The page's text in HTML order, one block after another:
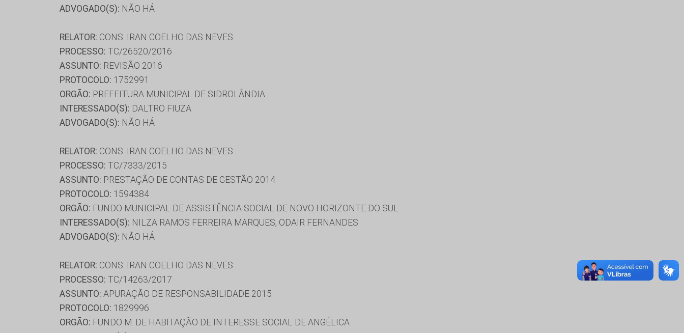
ADVOGADO(S): NÃO HÁ
RELATOR: CONS. IRAN COELHO DAS NEVES
PROCESSO: TC/26520/2016
ASSUNTO: REVISÃO 2016
PROTOCOLO: 1752991
ORGÃO: PREFEITURA MUNICIPAL DE SIDROLÂNDIA
INTERESSADO(S): DALTRO FIUZA
ADVOGADO(S): NÃO HÁ
RELATOR: CONS. IRAN COELHO DAS NEVES
PROCESSO: TC/7333/2015
ASSUNTO: PRESTAÇÃO DE CONTAS DE GESTÃO 2014
PROTOCOLO: 1594384
ORGÃO: FUNDO MUNICIPAL DE ASSISTÊNCIA SOCIAL DE NOVO HORIZONTE DO SUL
INTERESSADO(S): NILZA RAMOS FERREIRA MARQUES, ODAIR FERNANDES
ADVOGADO(S): NÃO HÁ
RELATOR: CONS. IRAN COELHO DAS NEVES
PROCESSO: TC/14263/2017
ASSUNTO: APURAÇÃO DE RESPONSABILIDADE 2015
PROTOCOLO: 1829996
ORGÃO: FUNDO M. DE HABITAÇÃO DE INTERESSE SOCIAL DE ANGÉLICA